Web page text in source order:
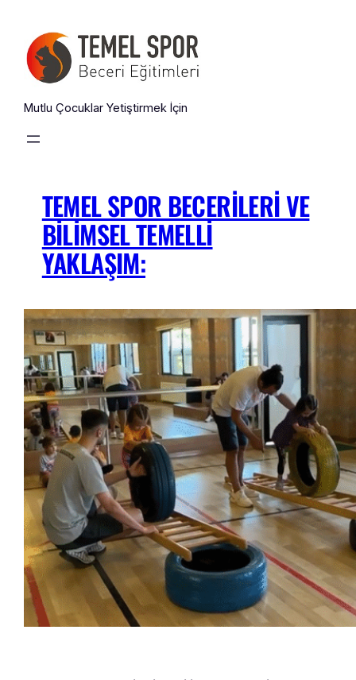
Mutlu Çocuklar Yetiştirmek İçin
TEMEL SPOR BECERILERI VE
BILIMSEL TEMELLI
YAKLAŞIM: